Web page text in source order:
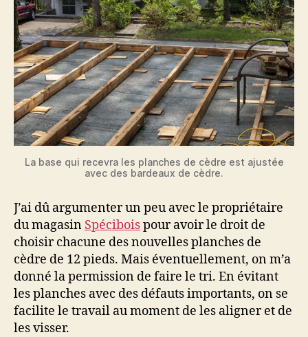
La base qui recevra les planches de cèdre est ajustée
avec des bardeaux de cèdre.
J’ai dû argumenter un peu avec le propriétaire
du magasin Spéciboispour avoir le droit de
choisir chacune des nouvelles planches de
cèdre de 12 pieds. Mais éventuellement, on m’a
donné la permission de faire le tri. En évitant
les planches avec des défauts importants, on se
facilite le travail au moment de les aligner et de
les visser.